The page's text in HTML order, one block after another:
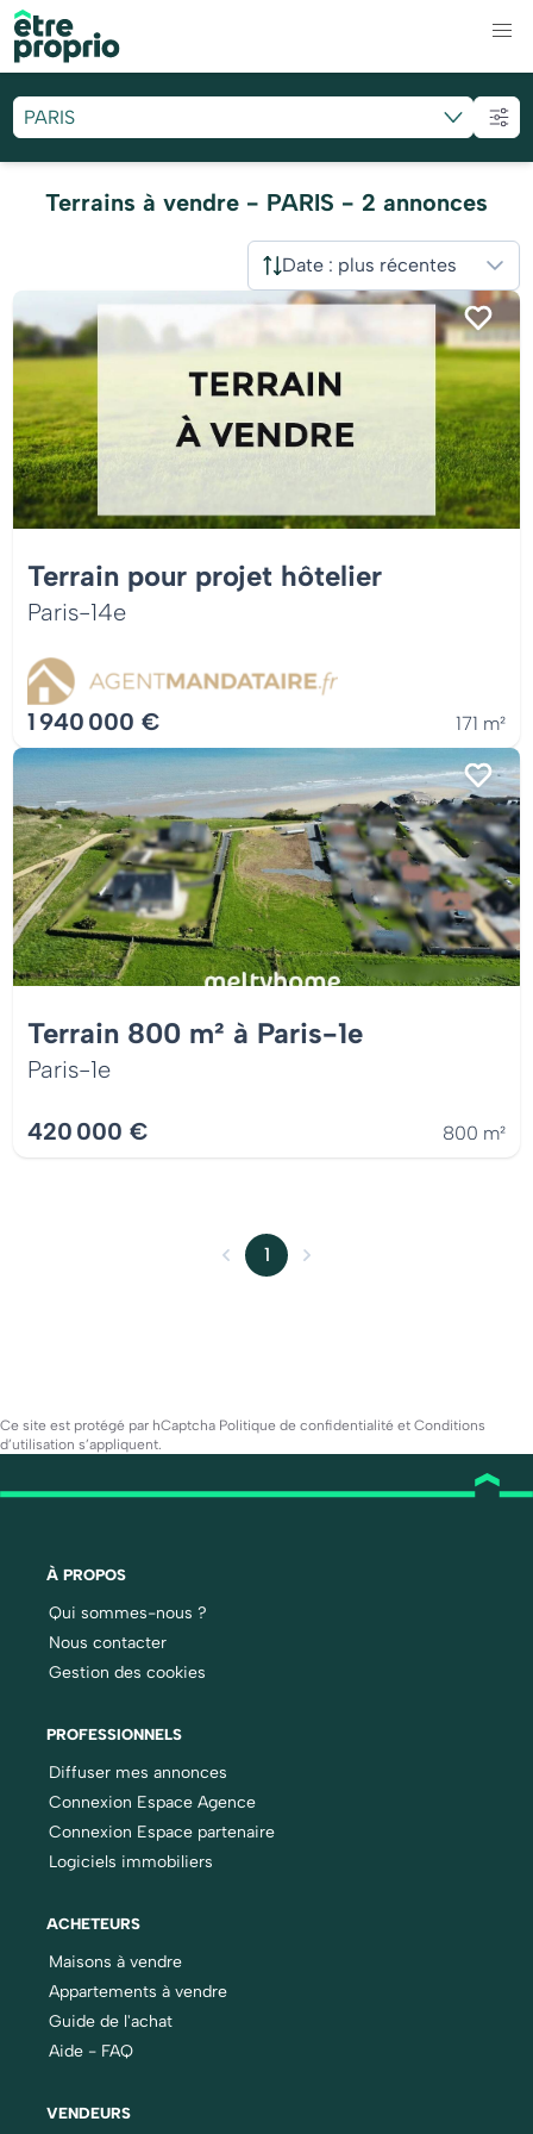
PARIS
Terrains à vendre - PARIS - 2 annonces
Trier
Date : plus récentes
Terrain pour projet hôtelier
Paris-14e
1 940 000 € 171 m²
Terrain 800 m² à Paris-1e
Paris-1e
420 000 € 800 m²
1
Ce site est protégé par hCaptcha Politique de confidentialité et Conditions
d’utilisation s’appliquent.
À PROPOS
Qui sommes-nous ?
Nous contacter
Gestion des cookies
PROFESSIONNELS
Diffuser mes annonces
Connexion Espace Agence
Connexion Espace partenaire
Logiciels immobiliers
ACHETEURS
Maisons à vendre
Appartements à vendre
Guide de l'achat
Aide - FAQ
VENDEURS